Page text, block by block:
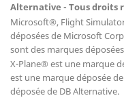
Alternative - Tous droits
Microsoft®, Flight
déposées de Microsoft
sont des marques
X-Plane® est une marque
est une marque déposée
déposée de DB Alternative.